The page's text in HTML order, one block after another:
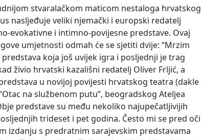
stvaralačkom maticom nestaloga hrvatskog
nasljeđuje veliki njemački i europski redatelj
evokativne i intimno-povijesne predstave. Ovaj
umjetnosti odmah će se sjetiti dvije: “Mrzim
predstava koja još uvijek igra i posljednji je trag
živio hrvatski kazališni redatelj Oliver Frljić, a
u novijoj povijesti hrvatskog teatra (dakle
na službenom putu”, beogradskog Ateljea
predstave su među nekoliko najupečatljivijih
trideset i pet godina. Često mi se pred oči
izdanju s predratnim sarajevskim predstavama